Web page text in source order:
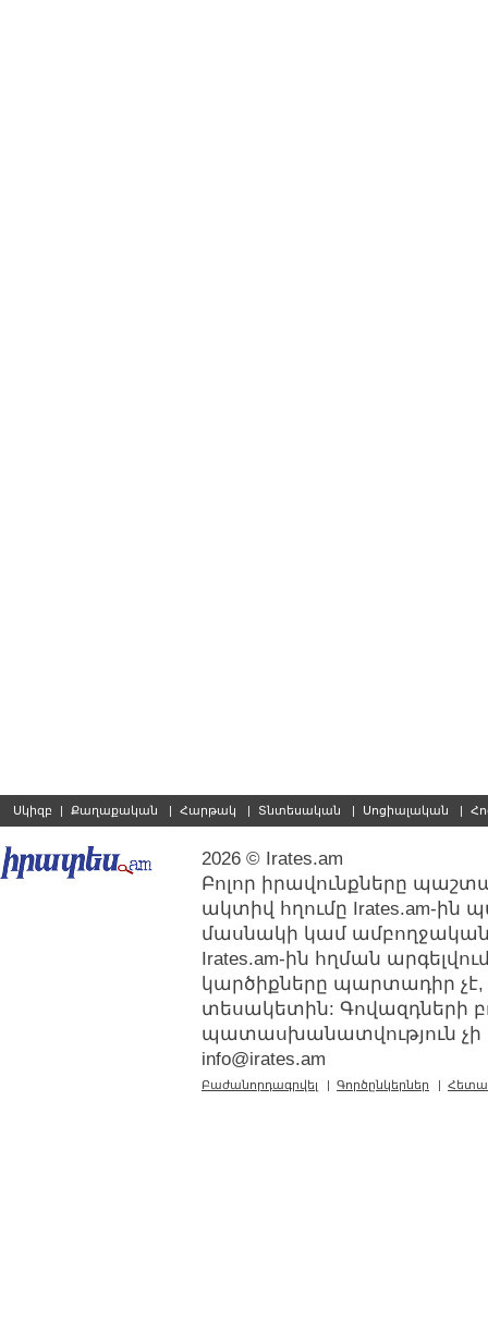
Սկիզբ | Քաղաքական | Հարթակ | Տնտեսական | Սոցիալական |
2026 © Irates.am
Բոլոր իրավունքները
ակտիվ հղումը Irates.am-ին
մասնակի կամ
Irates.am-ին հղման
կարծիքները պարտադիր չէ,
տեսակետին: Գովազդների
պատասխանատվություն չի
info@irates.am
Բաժանորդագրվել | Գործընկերներ |